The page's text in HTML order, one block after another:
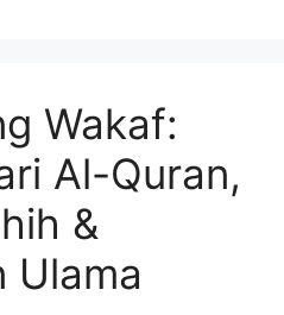
Wakaf:
Al-Quran,
&
Ulama